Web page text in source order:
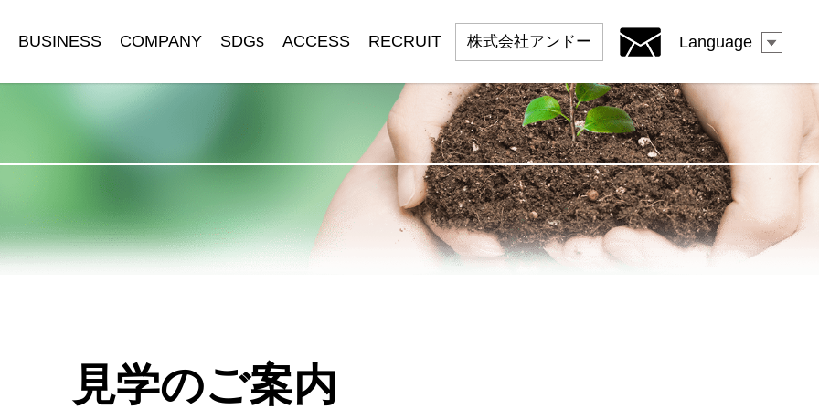
BUSINESS COMPANY SDGs ACCESS RECRUIT 株式会社アンドー Language
見学のご案内